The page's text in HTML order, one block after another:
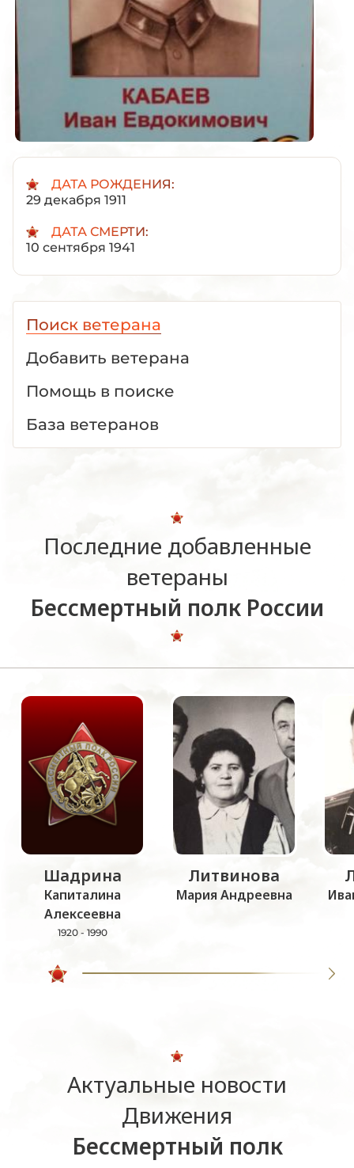
ДАТА РОЖДЕНИЯ:
29 декабря 1911
ДАТА СМЕРТИ:
10 сентября 1941
Поиск ветерана
Добавить ветерана
Помощь в поиске
База ветеранов
Последние добавленные
ветераны
Бессмертный полк России
Шадрина
Капиталина
Алексеевна
1920 - 1990
Литвинова
Мария Андреевна
Актуальные новости
Движения
Бессмертный полк